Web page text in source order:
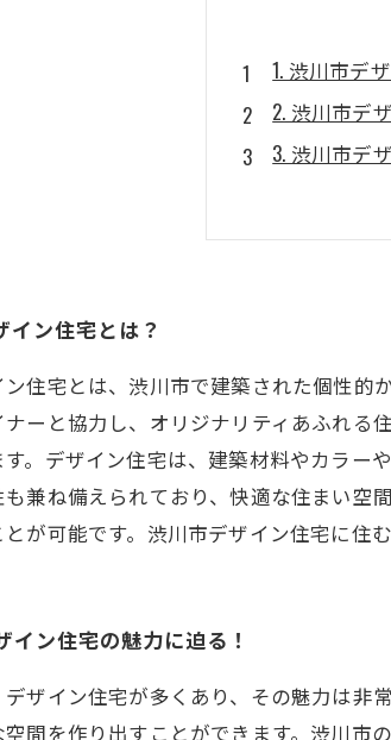
1. 渋川市デ
2. 渋川市デ
3. 渋川市デ
4. 渋川市
5. 渋川市デ
イン住宅とは？
住宅とは、渋川市で建築された個性的
ーと協力し、オリジナリティあふれる
。デザイン住宅は、建築材料やカラー
も兼ね備えられており、快適な住まい
が可能です。渋川市デザイン住宅に住
イン住宅の魅力に迫る！
ザイン住宅が多くあり、その魅力は非
間を作り出すことができます。渋川市